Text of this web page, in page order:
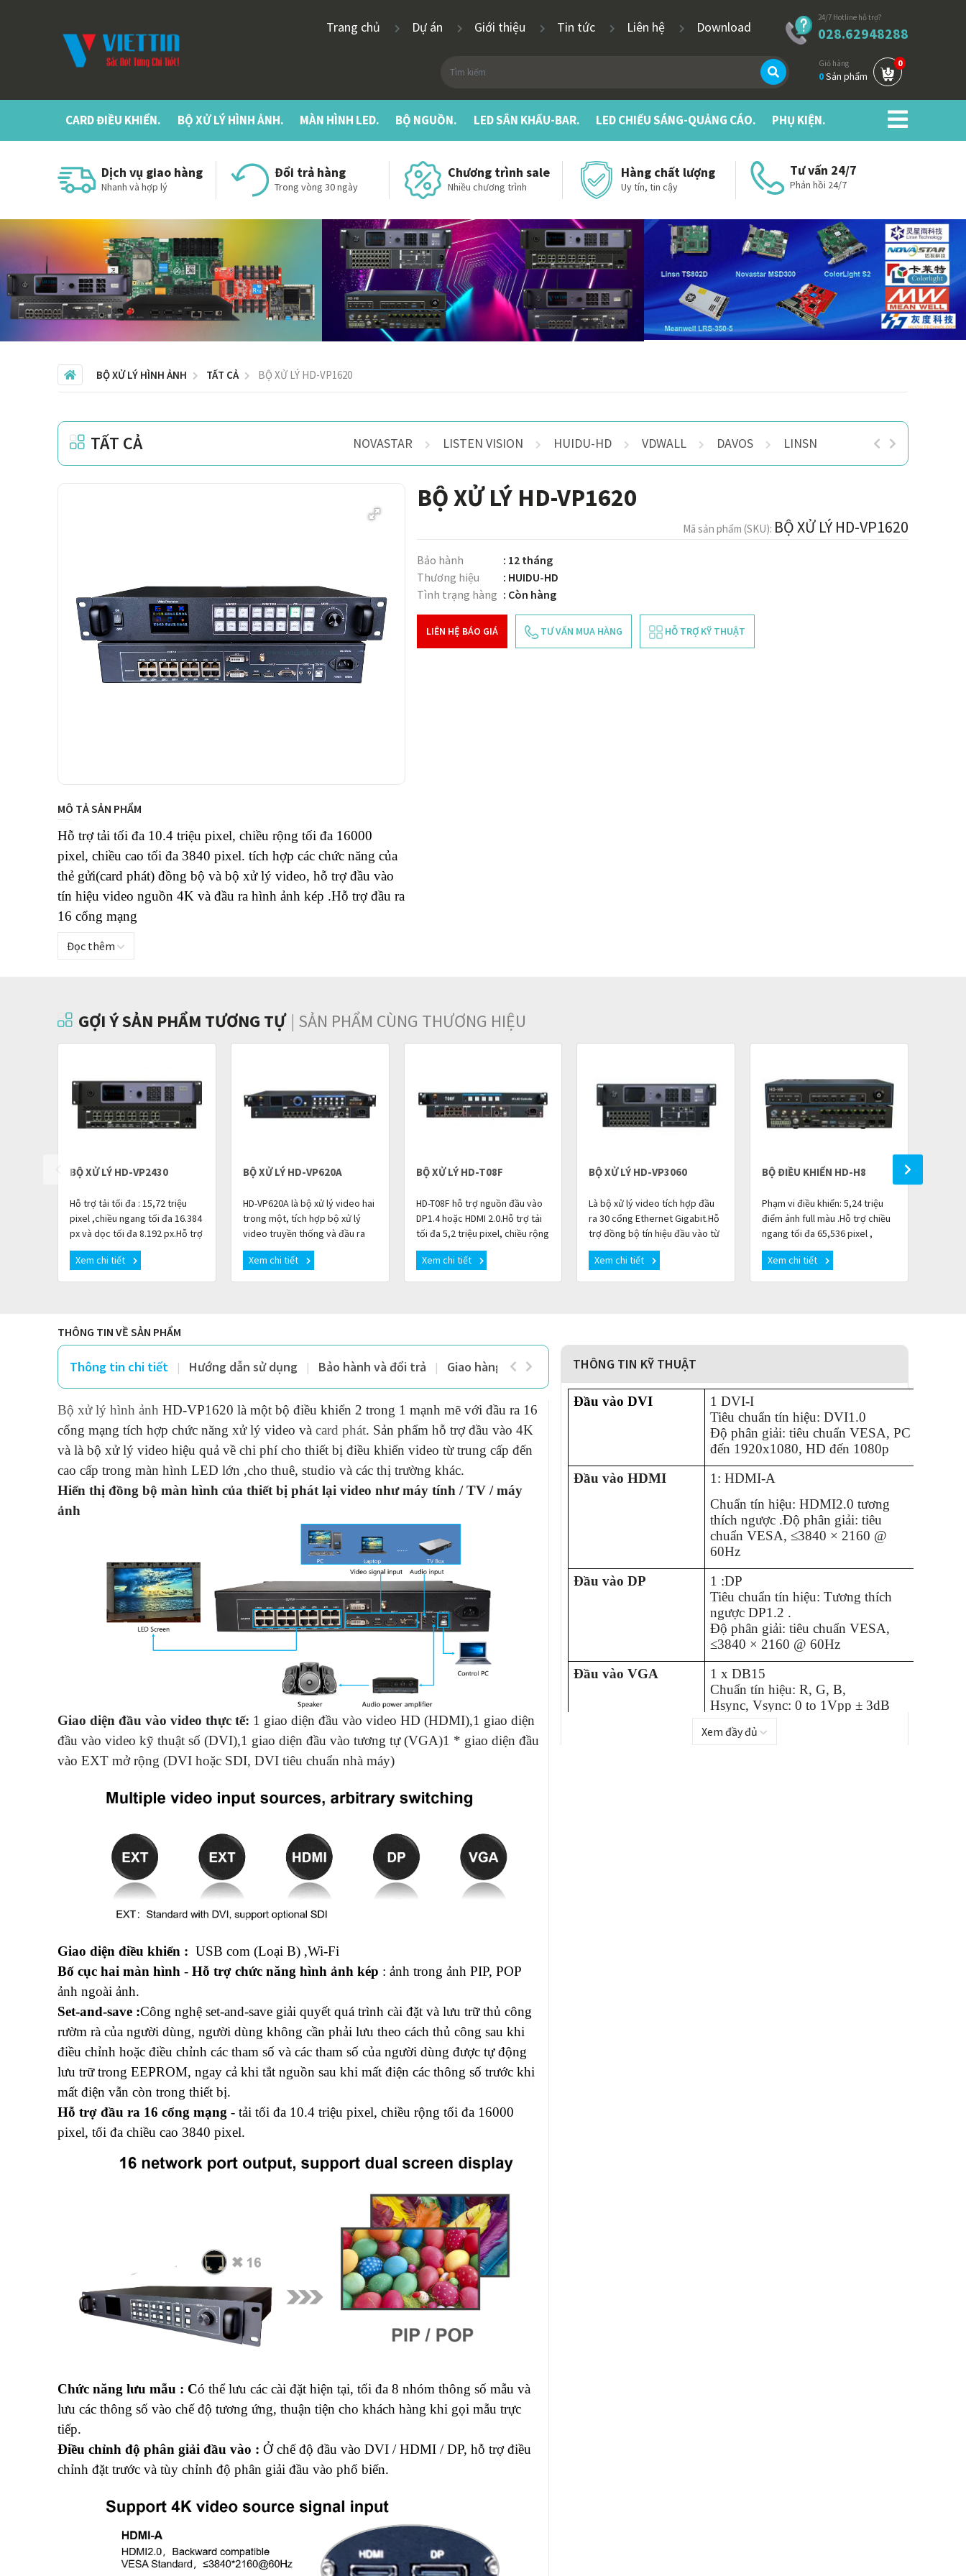
Trang chủ Dự án Giới thiệu Tin tức Liên hệ Download
24/7 Hotline hỗ trợ?
028.62948288
Giỏ hàng
0Sản phẩm
0
CARD ĐIỀU KHIỂN. BỘ XỬ LÝ HÌNH ẢNH. MÀN HÌNH LED. BỘ NGUỒN. LED SÂN KHẤU-BAR. LED CHIẾU SÁNG-QUẢNG CÁO. PHỤ KIỆN.
Dịch vụ giao hàng
Nhanh và hợp lý
Đổi trả hàng
Trong vòng 30 ngày
Chương trình sale
Nhiều chương trình
Hàng chất lượng
Uy tín, tin cậy
Tư vấn 24/7
Phản hồi 24/7
BỘ XỬ LÝ HÌNH ẢNH TẤT CẢ BỘ XỬ LÝ HD-VP1620
TẤT CẢ NOVASTAR LISTEN VISION HUIDU-HD VDWALL DAVOS LINSN MAGNIMAGE
MÔ TẢ SẢN PHẨM
Hỗ trợ tải tối đa 10.4 triệu pixel, chiều rộng tối đa 16000
pixel, chiều cao tối đa 3840 pixel. tích hợp các chức năng của
thẻ gửi(card phát) đồng bộ và bộ xử lý video, hỗ trợ đầu vào
tín hiệu video nguồn 4K và đầu ra hình ảnh kép .Hỗ trợ đầu ra
16 cổng mạng
Đọc thêm
BỘ XỬ LÝ HD-VP1620
Mã sản phẩm (SKU): BỘ XỬ LÝ HD-VP1620
Bảo hành
: 12 tháng
Thương hiệu
: HUIDU-HD
Tình trạng hàng : Còn hàng
LIÊN HỆ BÁO GIÁ TƯ VẤN MUA HÀNG HỖ TRỢ KỸ THUẬT
GỢI Ý SẢN PHẨM TƯƠNG TỰ | SẢN PHẨM CÙNG THƯƠNG HIỆU
BỘ XỬ LÝ HD-VP2430
Hỗ trợ tải tối đa : 15,72 triệu
pixel ,chiều ngang tối đa 16.384
px và dọc tối đa 8.192 px.Hỗ trợ
tín hiệu đồng bộ lên đến
4096×2160 @60Hz
Xem chi tiết
BỘ XỬ LÝ HD-VP620A
HD-VP620A là bộ xử lý video hai
trong một, tích hợp bộ xử lý
video truyền thống và đầu ra
Ethernet 6 kênh Gigabit. Thiết
bị giúp đơn giản hóa việc lắp
Xem chi tiết
BỘ XỬ LÝ HD-T08F
HD-T08F hỗ trợ nguồn đầu vào
DP1.4 hoặc HDMI 2.0.Hỗ trợ tải
tối đa 5,2 triệu pixel, chiều rộng
hoặc chiều cao tối đa 8192
pixel và tín hiệu video 4K t
Xem chi tiết
BỘ XỬ LÝ HD-VP3060
Là bộ xử lý video tích hợp đầu
ra 30 cổng Ethernet Gigabit.Hỗ
trợ đồng bộ tín hiệu đầu vào từ
6 kênh khác nhau.Tổng số điểm
ảnh hỗ trợ: 19.5 triệu pix
Xem chi tiết
BỘ ĐIỀU KHIỂN HD-H8
Phạm vi điều khiển: 5,24 triệu
điểm ảnh full màu .Hỗ trợ chiều
ngang tối đa 65,536 pixel ,
chiều cao tối đa 8192 pixel .2
đầu vào HDMI 1.4,một cổng qu
Xem chi tiết
THÔNG TIN VỀ SẢN PHẨM
Thông tin chi tiết Hướng dẫn sử dụng Bảo hành và đổi trả Giao hàng và thanh toán
Bộ xử lý hình ảnh HD-VP1620 là một bộ điều khiển 2 trong 1 mạnh mẽ với đầu ra 16
cổng mạng tích hợp chức năng xử lý video và card phát. Sản phẩm hỗ trợ đầu vào 4K
và là bộ xử lý video hiệu quả về chi phí cho thiết bị điều khiển video từ trung cấp đến
cao cấp trong màn hình LED lớn ,cho thuê, studio và các thị trường khác.
Hiển thị đồng bộ màn hình của thiết bị phát lại video như máy tính / TV / máy
ảnh
Giao diện đầu vào video thực tế: 1 giao diện đầu vào video HD (HDMI),1 giao diện
đầu vào video kỹ thuật số (DVI),1 giao diện đầu vào tương tự (VGA)1 * giao diện đầu
vào EXT mở rộng (DVI hoặc SDI, DVI tiêu chuẩn nhà máy)
Giao diện điều khiển : USB com (Loại B) ,Wi-Fi
Bố cục hai màn hình - Hỗ trợ chức năng hình ảnh kép : ảnh trong ảnh PIP, POP
ảnh ngoài ảnh.
Set-and-save :Công nghệ set-and-save giải quyết quá trình cài đặt và lưu trữ thủ công
rườm rà của người dùng, người dùng không cần phải lưu theo cách thủ công sau khi
điều chỉnh hoặc điều chỉnh các tham số và các tham số của người dùng được tự động
lưu trữ trong EEPROM, ngay cả khi tắt nguồn sau khi mất điện các thông số trước khi
mất điện vẫn còn trong thiết bị.
Hỗ trợ đầu ra 16 cổng mạng - tải tối đa 10.4 triệu pixel, chiều rộng tối đa 16000
pixel, tối đa chiều cao 3840 pixel.
Chức năng lưu mẫu : Có thể lưu các cài đặt hiện tại, tối đa 8 nhóm thông số mẫu và
lưu các thông số vào chế độ tương ứng, thuận tiện cho khách hàng khi gọi mẫu trực
tiếp.
Điều chỉnh độ phân giải đầu vào : Ở chế độ đầu vào DVI / HDMI / DP, hỗ trợ điều
chỉnh đặt trước và tùy chỉnh độ phân giải đầu vào phổ biến.
THÔNG TIN KỸ THUẬT
Đầu vào DVI
1 DVI-I
Tiêu chuẩn tín hiệu: DVI1.0
Độ phân giải: tiêu chuẩn VESA, PC
đến 1920x1080, HD đến 1080p
Đầu vào HDMI
1 : HDMI-A
Chuẩn tín hiệu: HDMI2.0 tương
thích ngược.Độ phân giải: tiêu
chuẩn VESA, ≤3840 × 2160 @
60Hz
Đầu vào DP
1 :DP
Tiêu chuẩn tín hiệu: Tương thích
ngược DP1.2 .
Độ phân giải: tiêu chuẩn VESA,
≤3840 × 2160 @ 60Hz
Đầu vào VGA
1 x DB15
Chuẩn tín hiệu: R, G, B,
Hsync, Vsync: 0 to 1Vpp ± 3dB
Độ phân giải: Tiêu chuẩn VESA,
Xem đầy đủ